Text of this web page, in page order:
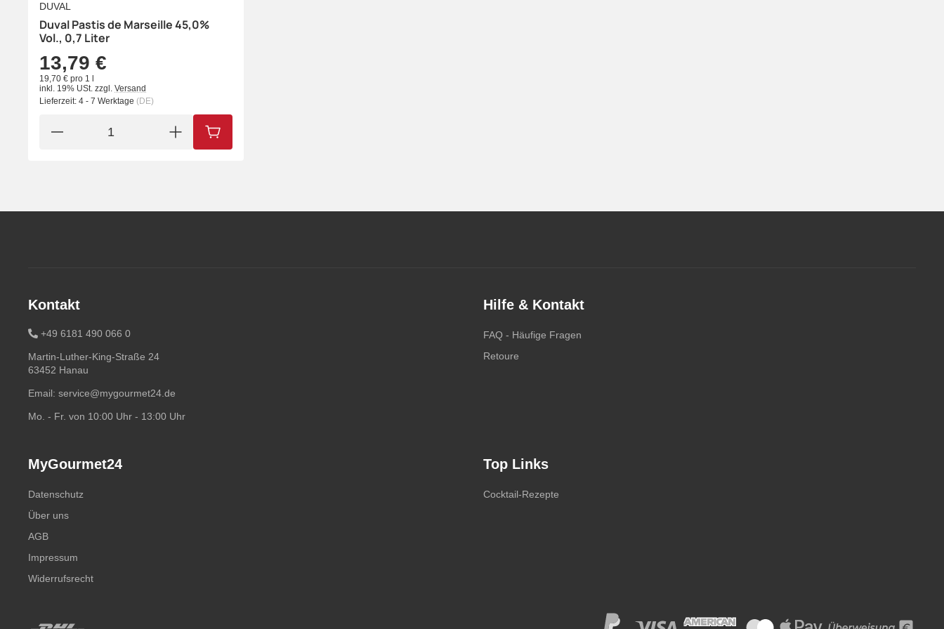
DUVAL
Duval Pastis de Marseille 45,0%
Vol., 0,7 Liter
13,79 €
19,70 € pro 1 l
inkl. 19% USt. zzgl. Versand
Lieferzeit: 4 - 7 Werktage (DE)
IN DEN WARENKORB
Kontakt
+49 6181 490 066 0
Martin-Luther-King-Straße 24
63452 Hanau
Email: service@mygourmet24.de
Mo. - Fr. von 10:00 Uhr - 13:00 Uhr
Hilfe & Kontakt
FAQ - Häufige Fragen
Retoure
MyGourmet24
Datenschutz
Über uns
AGB
Impressum
Widerrufsrecht
Top Links
Cocktail-Rezepte